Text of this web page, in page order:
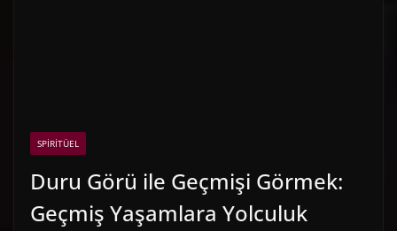
SPIRITÜEL
Duru Görü ile Geçmişi Görmek:
Geçmiş Yaşamlara Yolculuk